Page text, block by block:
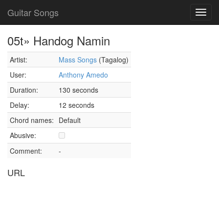
Guitar Songs
05t» Handog Namin
Artist: Mass Songs (Tagalog)
User:
Anthony Amedo
Duration:
130 seconds
Delay:
12 seconds
Chord names: Default
Abusive:
Comment:
-
URL